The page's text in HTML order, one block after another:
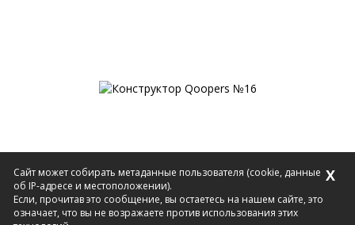
X
Сайт может собирать метаданные пользователя (cookie, данные
об IP-адресе и местоположении).
Если, прочитав это сообщение, вы остаетесь на нашем сайте, это
означает, что вы не возражаете против использования этих